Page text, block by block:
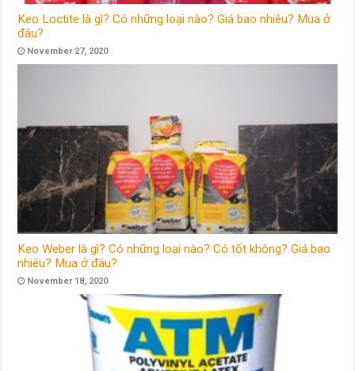
Keo Loctite là gì? Có những loại nào? Giá bao nhiêu? Mua ở
đâu?
November 27, 2020
Keo Weber là gì? Có những loại nào? Có tốt không? Giá bao
nhiêu? Mua ở đâu?
November 18, 2020